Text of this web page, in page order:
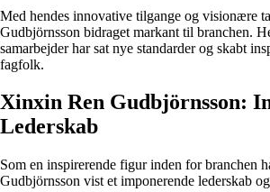
Med hendes innovative tilgange og visionære
Gudbjörnsson bidraget markant til branchen.
samarbejder har sat nye standarder og skabt
fagfolk.
Xinxin Ren Gudbjörnsson:
Lederskab
Som en inspirerende figur inden for branchen
Gudbjörnsson vist et imponerende lederskab